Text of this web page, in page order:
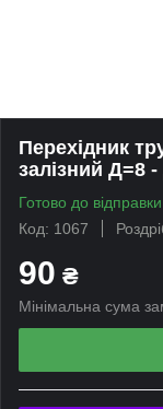
Перехідник
залізний Д=8
Готово до відправки
Код: 1067
90 ₴
Мінімальна сума